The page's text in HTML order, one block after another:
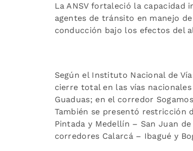
La ANSV fortaleció la capacidad
agentes de tránsito en manejo
conducción bajo los efectos del
Según el Instituto Nacional de
cierre total en las vías
Guaduas; en el corredor
También se presentó restricción
Pintada y Medellín – San Juan
corredores Calarcá – Ibagué y